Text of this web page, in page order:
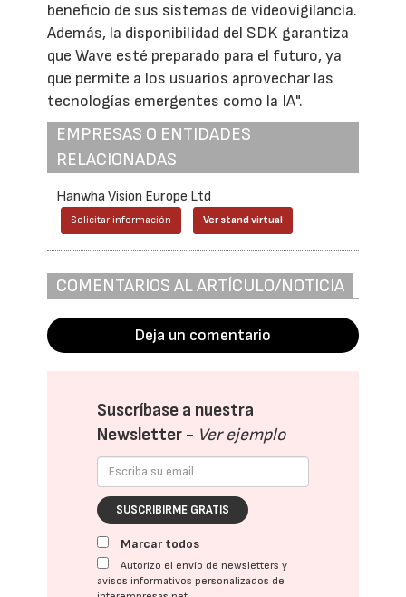
beneficio de sus sistemas de videovigilancia.
Además, la disponibilidad del SDK garantiza
que Wave esté preparado para el futuro, ya
que permite a los usuarios aprovechar las
tecnologías emergentes como la IA".
EMPRESAS O ENTIDADES
RELACIONADAS
Hanwha Vision Europe Ltd
Solicitar información Ver stand virtual
COMENTARIOS AL ARTÍCULO/NOTICIA
Deja un comentario
Suscríbase a nuestra
Newsletter - Ver ejemplo
SUSCRIBIRME GRATIS
Marcar todos
Autorizo el envío de newsletters y
avisos informativos personalizados de